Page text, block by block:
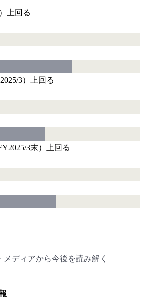
）
上回る
3）
上回る
3末）
上回る
ディアから今後を読み解く